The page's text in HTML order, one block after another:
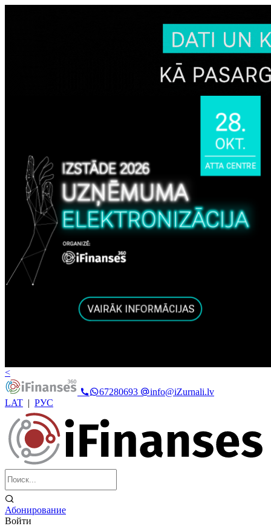
<
67280693
info@iZurnali.lv
LAT | РУС
Абонирование
Войти